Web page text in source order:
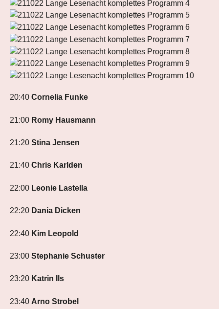
20:40 Cornelia Funke
21:00 Romy Hausmann
21:20 Stina Jensen
21:40 Chris Karlden
22:00 Leonie Lastella
22:20 Dania Dicken
22:40 Kim Leopold
23:00 Stephanie Schuster
23:20 Katrin Ils
23:40 Arno Strobel